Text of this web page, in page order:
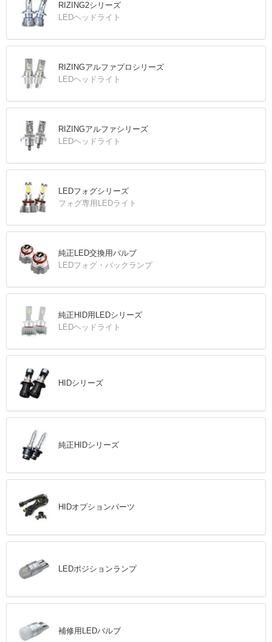
RIZING2シリーズ
LEDヘッドライト
RIZINGアルファプロシリーズ
LEDヘッドライト
RIZINGアルファシリーズ
LEDヘッドライト
LEDフォグシリーズ
フォグ専用LEDライト
純正LED交換用バルブ
LEDフォグ・バックランプ
純正HID用LEDシリーズ
LEDヘッドライト
HIDシリーズ
純正HIDシリーズ
HIDオプションパーツ
LEDポジションランプ
補修用LEDバルブ